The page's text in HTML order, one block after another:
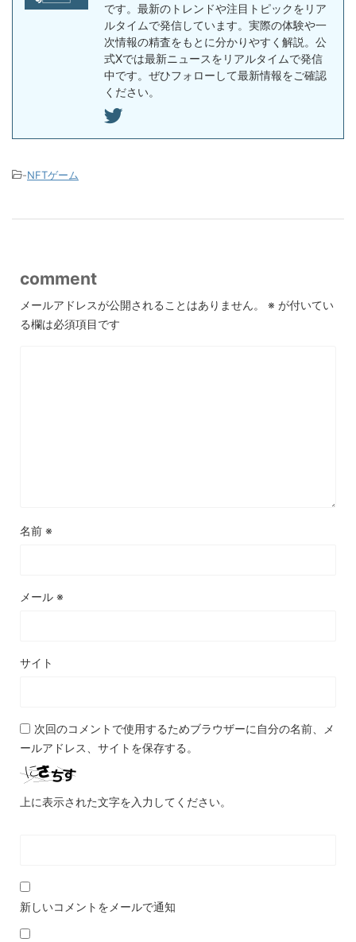
です。最新のトレンドや注目トピックをリア
ルタイムで発信しています。実際の体験や一
次情報の精査をもとに分かりやすく解説。公
式Xでは最新ニュースをリアルタイムで発信
中です。ぜひフォローして最新情報をご確認
ください。
-NFTゲーム
comment
メールアドレスが公開されることはありません。 ※ が付いてい
る欄は必須項目です
名前 ※
メール ※
サイト
次回のコメントで使用するためブラウザーに自分の名前、メ
ールアドレス、サイトを保存する。
上に表示された文字を入力してください。
新しいコメントをメールで通知